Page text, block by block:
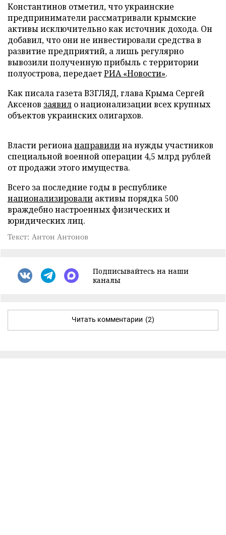
Константинов отметил, что украинские
предприниматели рассматривали крымские
активы исключительно как источник дохода. Он
добавил, что они не инвестировали средства в
развитие предприятий, а лишь регулярно
вывозили полученную прибыль с территории
полуострова, передаетРИА «Новости».
Как писала газета ВЗГЛЯД, глава Крыма Сергей
Аксенов заявил о национализации всех крупных
объектов украинских олигархов.
Власти регионанаправилина нужды участников
специальной военной операции 4,5 млрд рублей
от продажи этого имущества.
Всего за последние годы в республике
национализировали активы порядка 500
враждебно настроенных физических и
юридических лиц.
Текст: Антон Антонов
Подписывайтесь на наши
каналы
Читать комментарии (2)